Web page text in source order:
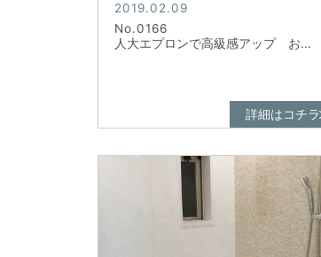
2019.02.09
No.0166
人大エプロンで高級感アップ お...
詳細はコチラ